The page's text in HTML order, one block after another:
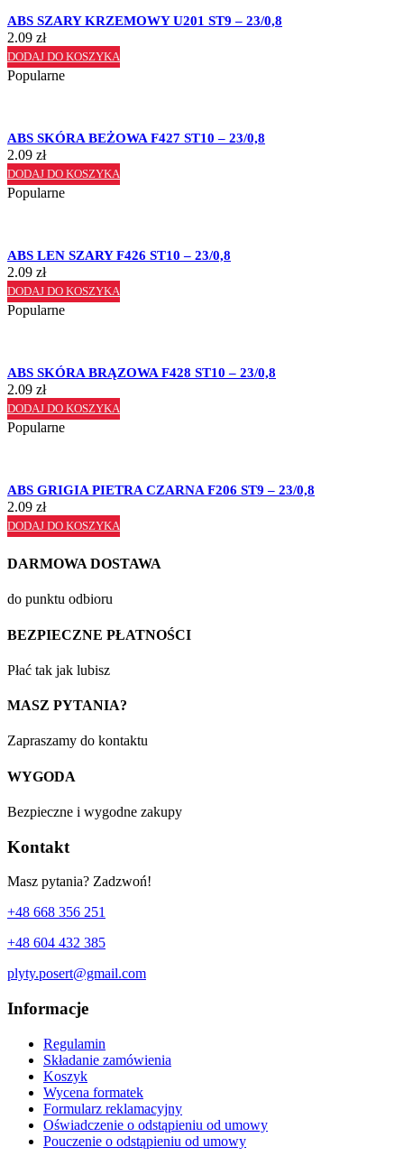
ABS SZARY KRZEMOWY U201 ST9 – 23/0,8
2.09 zł
DODAJ DO KOSZYKA
Popularne
ABS SKÓRA BEŻOWA F427 ST10 – 23/0,8
2.09 zł
DODAJ DO KOSZYKA
Popularne
ABS LEN SZARY F426 ST10 – 23/0,8
2.09 zł
DODAJ DO KOSZYKA
Popularne
ABS SKÓRA BRĄZOWA F428 ST10 – 23/0,8
2.09 zł
DODAJ DO KOSZYKA
Popularne
ABS GRIGIA PIETRA CZARNA F206 ST9 – 23/0,8
2.09 zł
DODAJ DO KOSZYKA
DARMOWA DOSTAWA
do punktu odbioru
BEZPIECZNE PŁATNOŚCI
Płać tak jak lubisz
MASZ PYTANIA?
Zapraszamy do kontaktu
WYGODA
Bezpieczne i wygodne zakupy
Kontakt
Masz pytania? Zadzwoń!
+48 668 356 251
+48 604 432 385
plyty.posert@gmail.com
Informacje
Regulamin
Składanie zamówienia
Koszyk
Wycena formatek
Formularz reklamacyjny
Oświadczenie o odstąpieniu od umowy
Pouczenie o odstąpieniu od umowy